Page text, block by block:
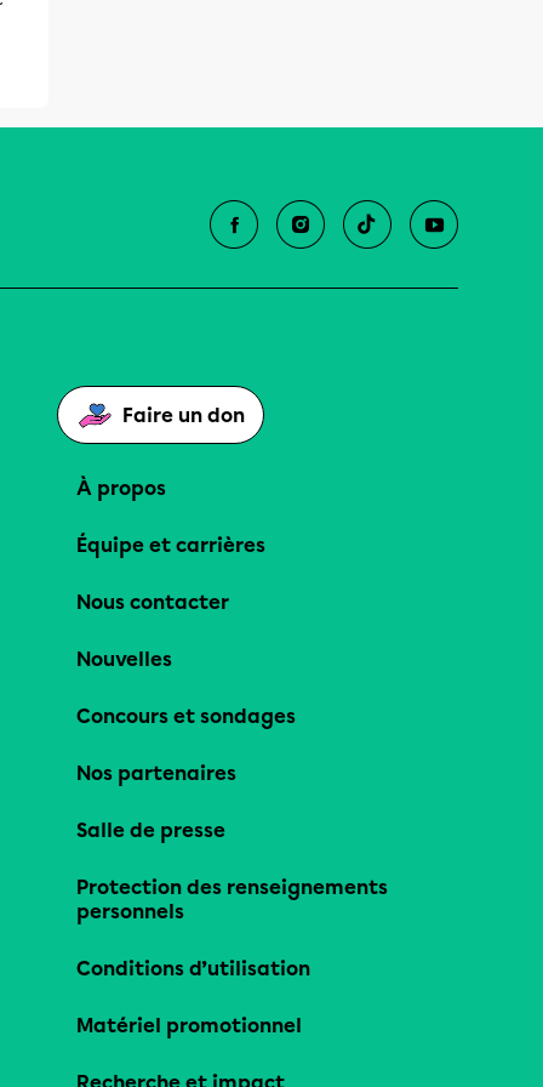
Faire un don
À propos
Équipe et carrières
Nous contacter
Nouvelles
Concours et sondages
Nos partenaires
Salle de presse
Protection des renseignements
personnels
Conditions d’utilisation
Matériel promotionnel